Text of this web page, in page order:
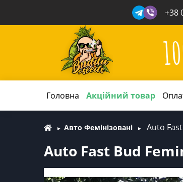
+38
Головна Акційний товар
Авто Фемінізовані Auto
Auto Fast Bud